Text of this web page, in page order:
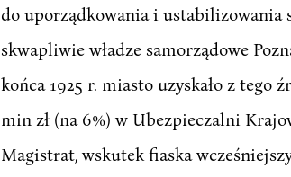
do uporządkowania i ustabilizowania
skwapliwie władze samorządowe
końca 1925 r. miasto uzyskało z tego
min zł (na 6%) w Ubezpieczalni
Magistrat, wskutek fiaska